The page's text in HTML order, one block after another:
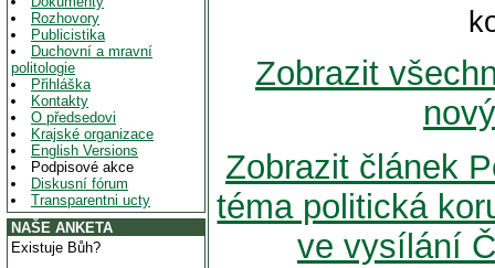
Rozhovory
Publicistika
Duchovní a mravní
politologie
Přihláška
Kontakty
O předsedovi
Krajské organizace
English Versions
Podpisové akce
Diskusní fórum
Transparentni ucty
NAŠE ANKETA
Existuje Bůh?
Zobrazit
Zobrazit článek
téma politická
ve vysílání